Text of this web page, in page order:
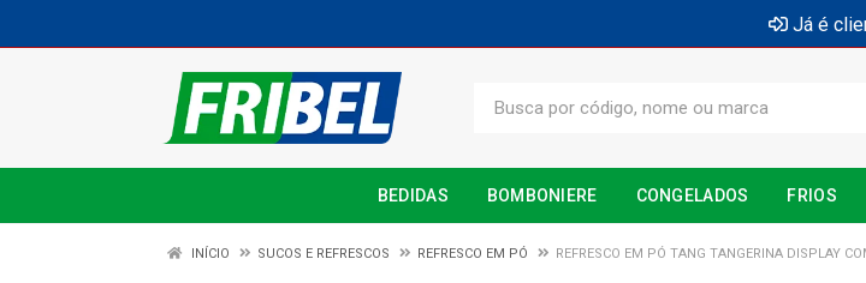
Já é
BEDIDAS BOMBONIERE CONGELADOS FRIOS
INÍCIO SUCOS E REFRESCOS REFRESCO EM PÓ REFRESCO EM PÓ TANG TANGERINA DISPLAY